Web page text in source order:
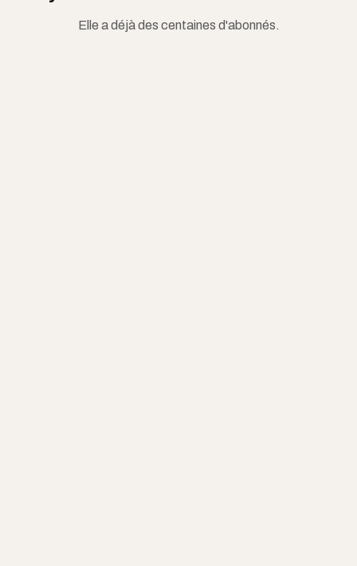
Elle a déjà des centaines d'abonnés.